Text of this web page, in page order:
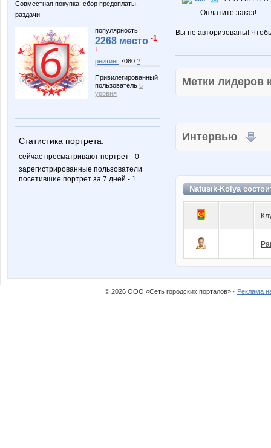
Совместная покупка: сбор предоплаты,
раздачи
популярность:
2268 место -1
↓
рейтинг 7080 ?
Привилегированный
пользователь 6
уровня
Статистика портрета:
сейчас просматривают портрет - 0
зарегистрированные пользователи
посетившие портрет за 7 дней - 1
Оплатите заказ!
Вы не авторизованы!
Метки
Интервью
Natusik-Kolya
© 2026 ООО «Сеть городских порталов» · Реклама